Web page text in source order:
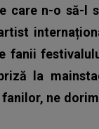
care n-o să-l
fanii
la
ne